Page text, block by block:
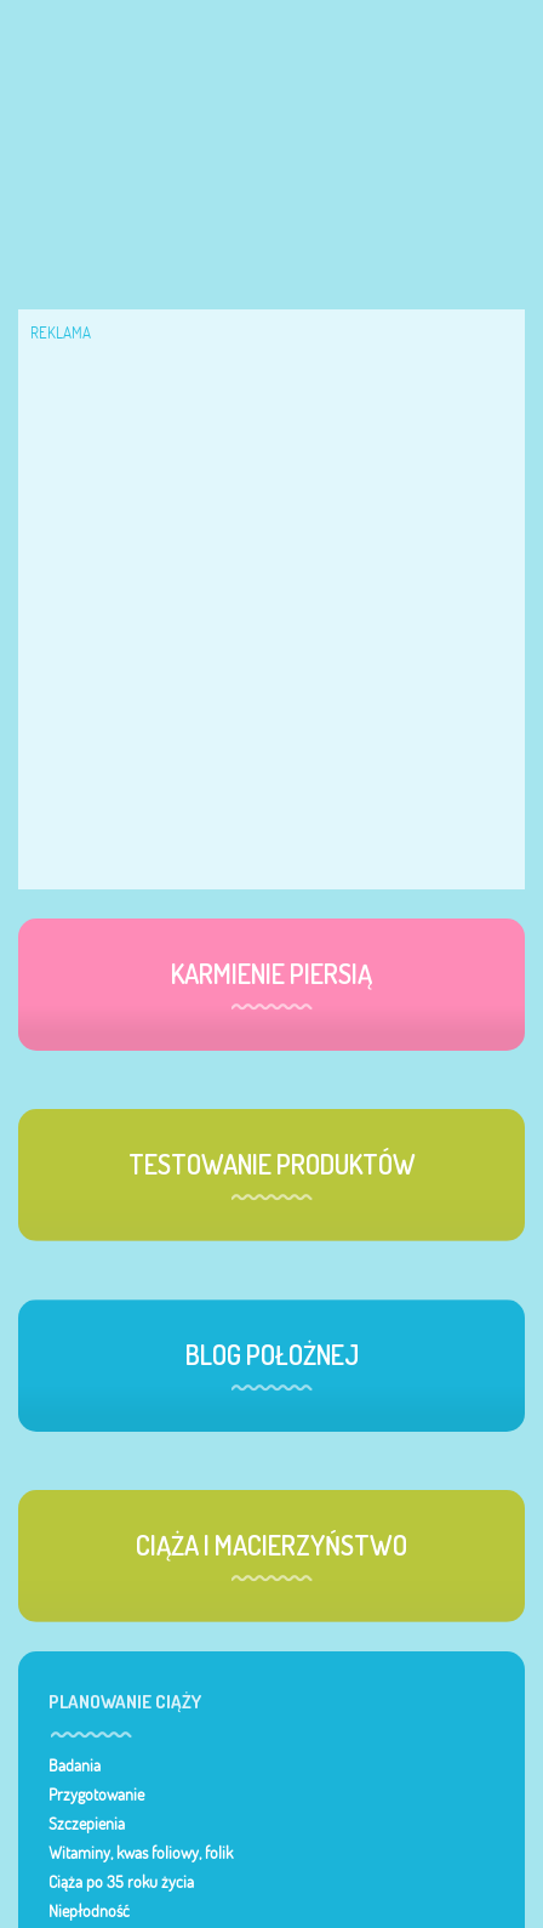
REKLAMA
KARMIENIE PIERSIĄ
TESTOWANIE PRODUKTÓW
BLOG POŁOŻNEJ
CIĄŻA I MACIERZYŃSTWO
PLANOWANIE CIĄŻY
Badania
Przygotowanie
Szczepienia
Witaminy, kwas foliowy, folik
Ciąża po 35 roku życia
Niepłodność